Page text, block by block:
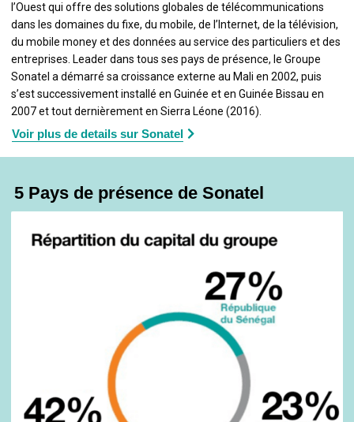
l’Ouest qui offre des solutions globales de télécommunications
dans les domaines du fixe, du mobile, de l’Internet, de la télévision,
du mobile money et des données au service des particuliers et des
entreprises. Leader dans tous ses pays de présence, le Groupe
Sonatel a démarré sa croissance externe au Mali en 2002, puis
s’est successivement installé en Guinée et en Guinée Bissau en
2007 et tout dernièrement en Sierra Léone (2016).
Voir plus de details sur Sonatel
5 Pays de présence de Sonatel